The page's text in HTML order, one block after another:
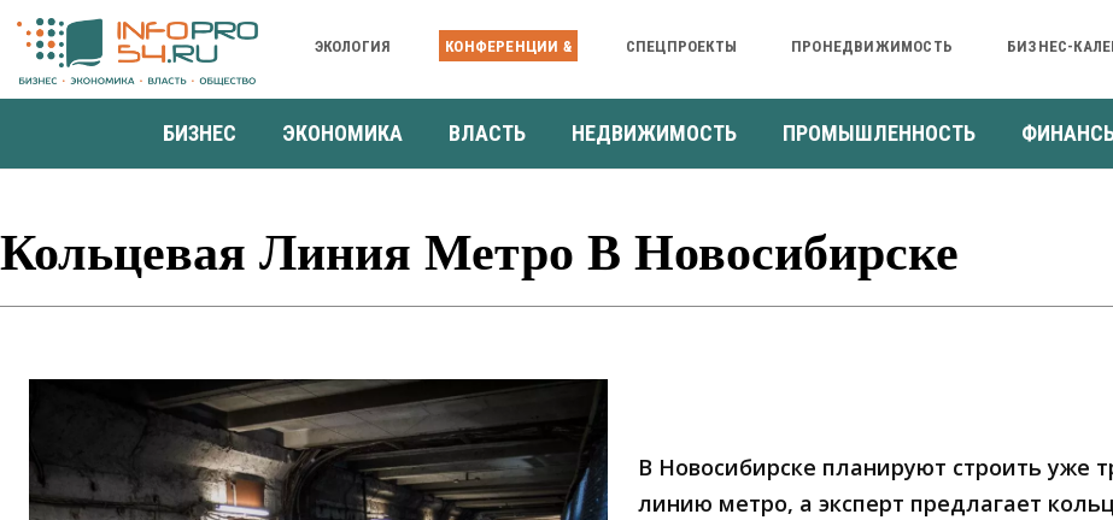
ЭКОЛОГИЯ КОНФЕРЕНЦИИ & СПЕЦПРОЕКТЫ ПРОНЕДВИЖИМОСТЬ БИЗНЕС-
БИЗНЕС ЭКОНОМИКА ВЛАСТЬ НЕДВИЖИМОСТЬ ПРОМЫШЛЕННОСТЬ
Кольцевая Линия Метро В Новосибирске
В Новосибирске планируют строить уже
линию метро, а эксперт предлагает